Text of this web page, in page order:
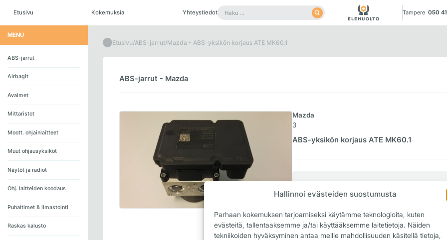
Hallinnoi evästeiden suostumusta
Parhaan kokemuksen tarjoamiseksi käytämme teknologioita, kuten
evästeitä, tallentaaksemme ja/tai käyttääksemme laitetietoja. Näiden
tekniikoiden hyväksyminen antaa meille mahdollisuuden käsitellä tietoja,
Etusivu Kokemuksia Yhteystiedot Haku: Tampere050
MENU
ABS-jarrut
Airbagit
Avaimet
Mittaristot
Moott. ohjainlaitteet
Muut ohjausyksiköt
Näytöt ja radiot
Ohj. laitteiden koodaus
Puhaltimet & ilmastointi
Raskas kalusto
Etusivu/ABS-jarrut/Mazda - ABS-yksikön korjaus ATE MK60.1
ABS-jarrut - Mazda
Mazda
3
ABS-yksikön korjaus ATE MK60.1
Vikakoodi C0020 ABS Pump Motor Control
Takuu 12 kk